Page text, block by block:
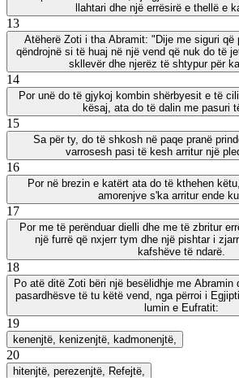
llahtari dhe një errësirë e thellë e
13
Atëherë Zoti i tha Abramit: "Dije me siguri që
qëndrojnë si të huaj në një vend që nuk do të
skllevër dhe njerëz të shtypur për
14
Por unë do të gjykoj kombin shërbyesit e të
kësaj, ata do të dalin me pasuri
15
Sa për ty, do të shkosh në paqe pranë
varrosesh pasi të kesh arritur një
16
Por në brezin e katërt ata do të kthehen
amorenjve s'ka arritur ende
17
Por me të perënduar dielli dhe me të zbritur
një furrë që nxjerr tym dhe një pishtar i
kafshëve të ndarë.
18
Po atë ditë Zoti bëri një besëlidhje me Abramin
pasardhësve të tu këtë vend, nga përroi i
lumin e Eufratit:
19
kenenjtë, kenizenjtë, kadmonenjtë,
20
hitenjtë, perezenjtë, Refejtë,